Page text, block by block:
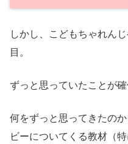
しかし、こどもちゃれん
目。
ずっと思っていたことが確
何をずっと思ってきたの
ビーについてくる教材（